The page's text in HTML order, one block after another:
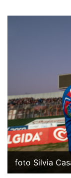
foto Silvia